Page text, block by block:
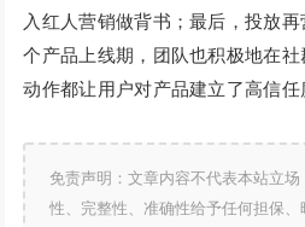
入红人营销做背书；最后，投放
个产品上线期，团队也积极地在
动作都让用户对产品建立了高信任
免责声明：文章内容不代表本站立
性、完整性、准确性给予任何担保